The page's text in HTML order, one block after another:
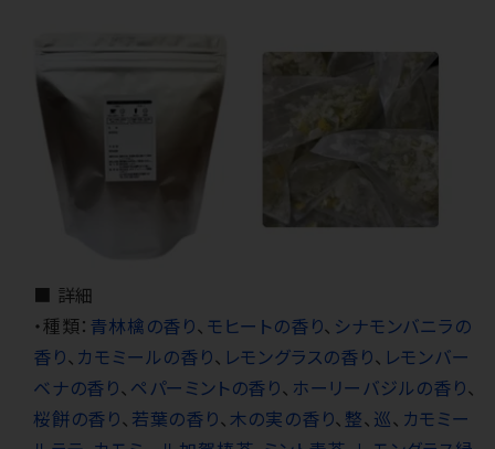
■ 詳細
・種類： 青林檎の香り、 モヒートの香り、 シナモンバニラの
香り、 カモミールの香り、 レモングラスの香り、 レモンバー
ベナの香り、 ペパーミントの香り、 ホーリーバジルの香り、
桜餅の香り、 若葉の香り、木の実の香り、 整、 巡、 カモミー